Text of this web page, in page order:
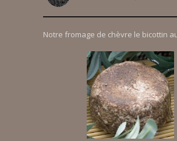
Notre fromage de chèvre le bicottin